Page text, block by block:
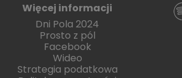
Więcej informacji
Dni Pola 2024
Prosto z pól
Facebook
Wideo
Strategia podatkowa